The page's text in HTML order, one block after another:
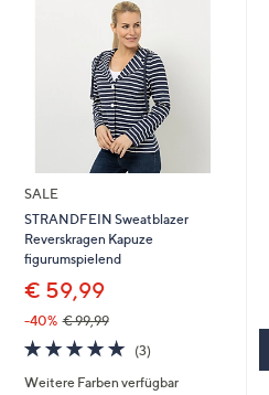
SALE
STRANDFEIN Sweatblazer
Reverskragen Kapuze
figurumspielend
€ 59,99
-40% € 99,99
5.0
von
5
(3)3
Weitere Farben verfügbar